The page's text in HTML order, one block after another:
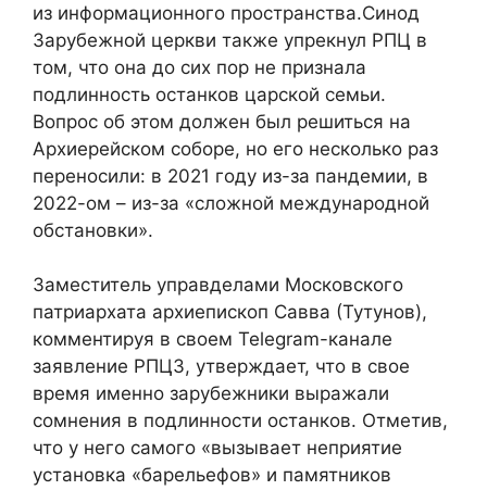
из информационного пространства.Синод
Зарубежной церкви также упрекнул РПЦ в
том, что она до сих пор не признала
подлинность останков царской семьи.
Вопрос об этом должен был решиться на
Архиерейском соборе, но его несколько раз
переносили: в 2021 году из-за пандемии, в
2022-ом – из-за «сложной международной
обстановки».
Заместитель управделами Московского
патриархата архиепископ Савва (Тутунов),
комментируя в своем Telegram-канале
заявление РПЦЗ, утверждает, что в свое
время именно зарубежники выражали
сомнения в подлинности останков. Отметив,
что у него самого «вызывает неприятие
установка «барельефов» и памятников